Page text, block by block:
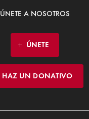
ÚNETE A NOSOTROS
ÚNETE
HAZ UN DONATIVO